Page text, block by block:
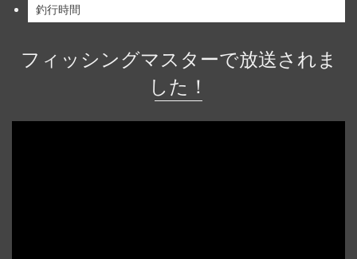
釣行時間
フィッシングマスターで放送されま
した！